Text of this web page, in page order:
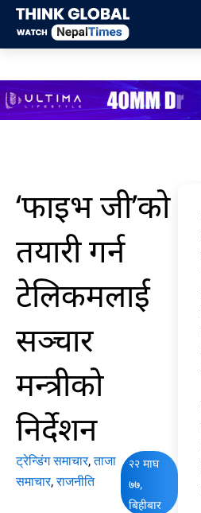
Skip
content
‘फाइभ जी’को
तयारी गर्न
टेलिकमलाई
सञ्चार
मन्त्रीको
निर्देशन
ट्रेन्डिंग समाचार,ताजा
समाचार,राजनीति
२२ माघ
७७,
बिहीबार